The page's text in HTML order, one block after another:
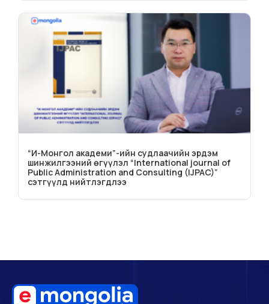
“И-Монгол академи”-ийн судлаачийн эрдэм
шинжилгээний өгүүлэл “International journal of
Public Administration and Consulting (IJPAC)”
сэтгүүлд нийтлэгдлээ